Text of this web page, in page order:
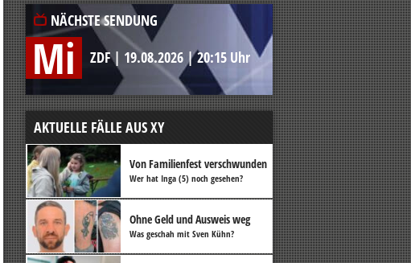
NÄCHSTE SENDUNG
Mi ZDF| 19.08.2026 |20:15 Uhr
AKTUELLE FÄLLE AUS XY
Von Familienfest verschwunden
Wer hat Inga (5) noch gesehen?
Ohne Geld und Ausweis weg
Was geschah mit Sven Kühn?